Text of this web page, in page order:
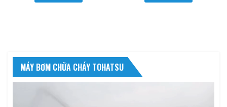
MÁY BƠM CHỮA CHÁY TOHATSU